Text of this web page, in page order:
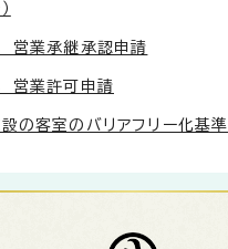
営業承継承認申請
営業許可申請
の客室のバリアフリー化基準